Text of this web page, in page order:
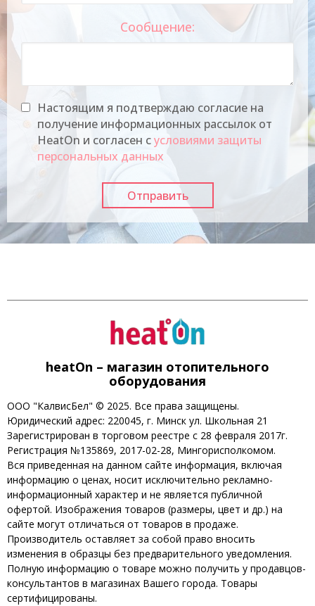
Сообщение:
Настоящим я подтверждаю согласие на
получение информационных рассылок от
HeatOn и согласен сусловиями защиты
персональных данных
heatOn – магазин отопительного
оборудования
ООО "КалвисБел" © 2025. Все права защищены.
Юридический адрес: 220045, г. Минск ул. Школьная 21
Зарегистрирован в торговом реестре с 28 февраля 2017г.
Регистрация №135869, 2017-02-28, Мингорисполкомом.
Вся приведенная на данном сайте информация, включая
информацию о ценах, носит исключительно рекламно-
информационный характер и не является публичной
офертой. Изображения товаров (размеры, цвет и др.) на
сайте могут отличаться от товаров в продаже.
Производитель оставляет за собой право вносить
изменения в образцы без предварительного уведомления.
Полную информацию о товаре можно получить у продавцов-
консультантов в магазинах Вашего города. Товары
сертифицированы.